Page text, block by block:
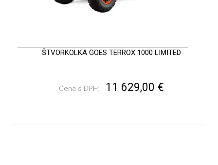
ŠTVORKOLKA GOES TERROX 1000 LIMITED
Cena s DPH: 11 629,00 €